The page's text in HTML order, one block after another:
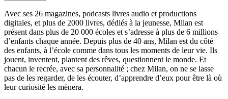
Avec ses 26 magazines, podcasts livres audio et productions
digitales, et plus de 2000 livres, dédiés à la jeunesse, Milan est
présent dans plus de 20 000 écoles et s’adresse à plus de 6 millions
d’enfants chaque année. Depuis plus de 40 ans, Milan est du côté
des enfants, à l’école comme dans tous les moments de leur vie. Ils
jouent, inventent, plantent des rêves, questionnent le monde. Et
chacun le recrée, avec sa personnalité ; chez Milan, on ne se lasse
pas de les regarder, de les écouter, d’apprendre d’eux pour être là où
leur curiosité les mènera.